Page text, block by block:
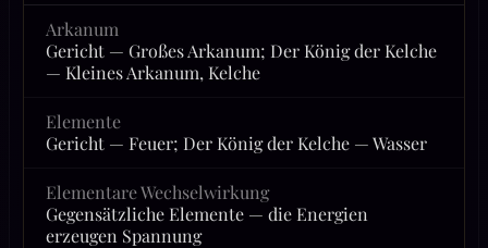
Arkanum
Gericht — Großes Arkanum; Der König der Kelche
— Kleines Arkanum, Kelche
Elemente
Gericht — Feuer; Der König der Kelche — Wasser
Elementare Wechselwirkung
Gegensätzliche Elemente — die Energien
erzeugen Spannung